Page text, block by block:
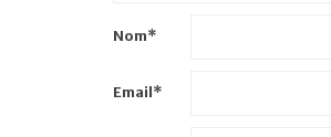
Nom*
Email*